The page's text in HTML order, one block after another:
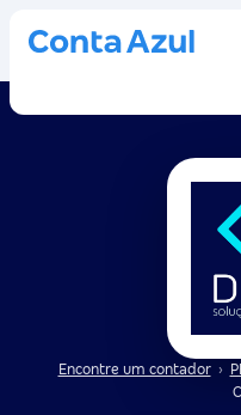
Encontre um contador ›